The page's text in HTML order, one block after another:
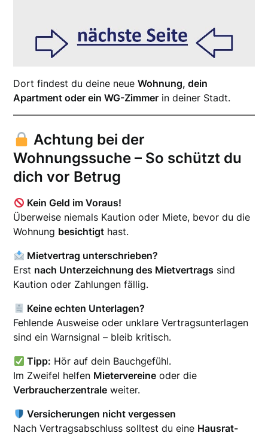
Dort findest du deine neueWohnung, dein
Apartment oder ein WG-Zimmer in deiner Stadt.
Achtung bei der
Wohnungssuche – So schützt du
dich vor Betrug
Kein Geld im Voraus!
Überweise niemals Kaution oder Miete, bevor du die
Wohnung besichtigt hast.
Mietvertrag unterschrieben?
Erst nach Unterzeichnung des Mietvertrags sind
Kaution oder Zahlungen fällig.
Keine echten Unterlagen?
Fehlende Ausweise oder unklare Vertragsunterlagen
sind ein Warnsignal – bleib kritisch.
Tipp: Hör auf dein Bauchgefühl.
Im Zweifel helfen Mietervereine oder die
Verbraucherzentrale weiter.
Versicherungen nicht vergessen
Nach Vertragsabschluss solltest du eine Hausrat-